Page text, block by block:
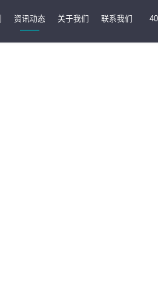
资讯动态 关于我们 联系我们